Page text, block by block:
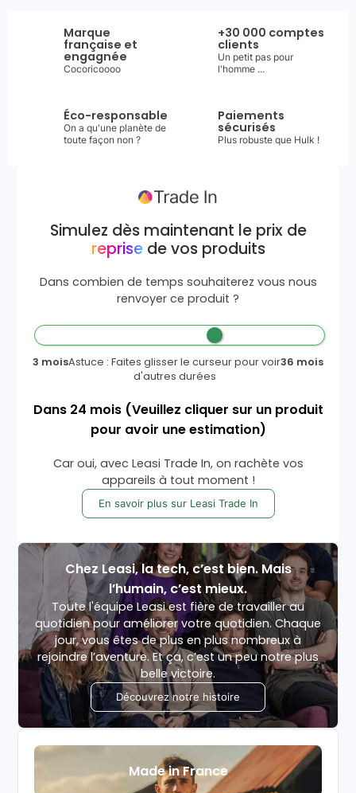
Marque
française et
engagnée
Cocoricoooo
+30 000 comptes
clients
Un petit pas pour
l'homme ...
Éco-responsable
On a qu'une planète de
toute façon non ?
Paiements
sécurisés
Plus robuste que Hulk !
Simulez dès maintenant le prix de
reprisede vos produits
Dans combien de temps souhaiterez vous nous
renvoyer ce produit ?
3 moisAstuce : Faites glisser le curseur pour voir
d'autres durées
36 mois
Dans 24 mois (Veuillez cliquer sur un produit
pour avoir une estimation)
Car oui, avec Leasi Trade In, on rachète vos
appareils à tout moment !
En savoir plus sur Leasi Trade In
Chez Leasi, la tech, c’est bien. Mais
l’humain, c’est mieux.
Toute l'équipe Leasi est fière de travailler au
quotidien pour améliorer votre quotidien. Chaque
jour, vous êtes de plus en plus nombreux à
rejoindre l’aventure. Et ça, c’est un peu notre plus
belle victoire.
Découvrez notre histoire
Made in France